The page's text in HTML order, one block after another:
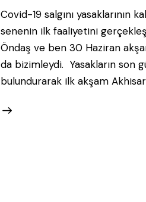
Covid-19 salgını yasaklarının
senenin ilk faaliyetini
Öndaş ve ben 30 Haziran
da bizimleydi. Yasakların son
bulundurarak ilk akşam